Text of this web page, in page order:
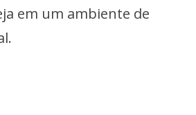
em um ambiente de